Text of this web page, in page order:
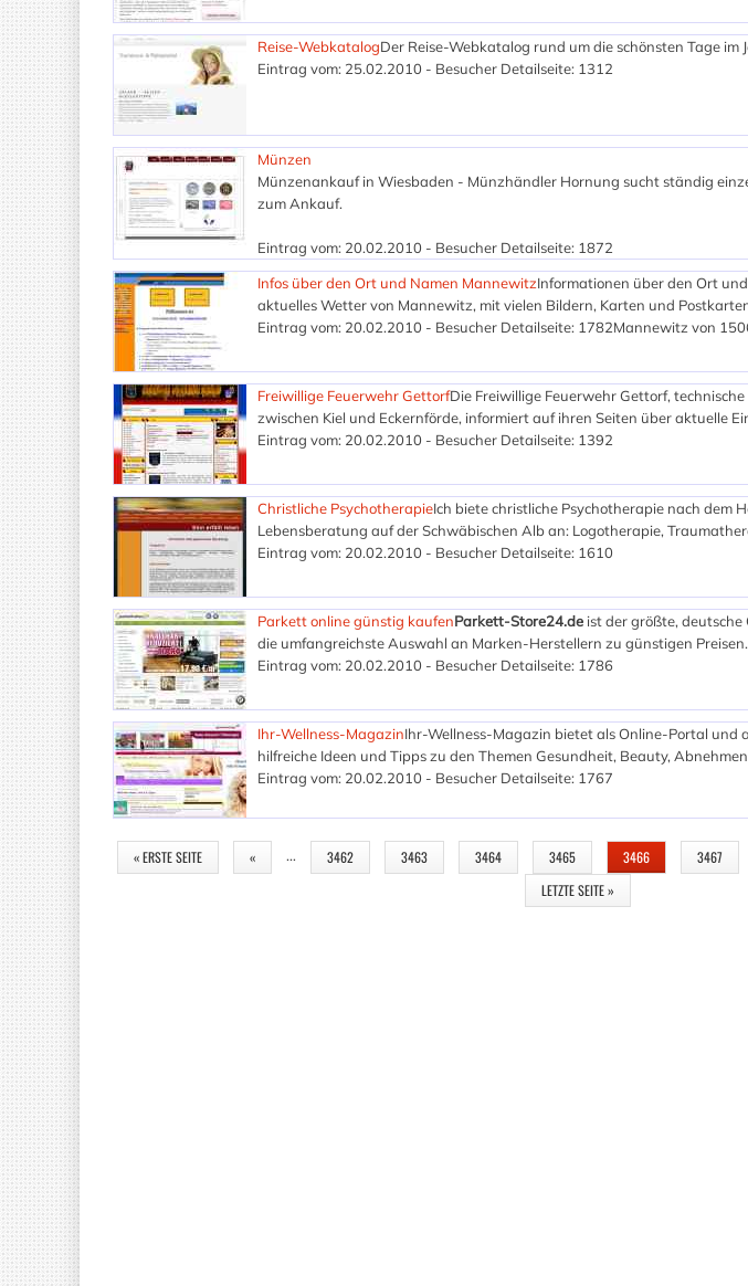
Reise-WebkatalogDer Reise-Webkatalog rund um die schönsten Tage im
Eintrag vom: 25.02.2010 - Besucher Detailseite: 1312
Münzen
Münzenankauf in Wiesbaden - Münzhändler Hornung sucht ständig
zum Ankauf.
Eintrag vom: 20.02.2010 - Besucher Detailseite: 1872
Infos über den Ort und Namen MannewitzInformationen über den Ort
aktuelles Wetter von Mannewitz, mit vielen Bildern, Karten und
Mannewitz von
Eintrag vom: 20.02.2010 - Besucher Detailseite: 1782
Freiwillige Feuerwehr GettorfDie Freiwillige Feuerwehr Gettorf,
zwischen Kiel und Eckernförde, informiert auf ihren Seiten über aktuelle
Eintrag vom: 20.02.2010 - Besucher Detailseite: 1392
Christliche PsychotherapieIch biete christliche Psychotherapie nach dem
Lebensberatung auf der Schwäbischen Alb an: Logotherapie,
Eintrag vom: 20.02.2010 - Besucher Detailseite: 1610
Parkett online günstig kaufenParkett-Store24.de ist der größte,
die umfangreichste Auswahl an Marken-Herstellern zu günstigen Preisen.
Eintrag vom: 20.02.2010 - Besucher Detailseite: 1786
Ihr-Wellness-MagazinIhr-Wellness-Magazin bietet als Online-Portal und
hilfreiche Ideen und Tipps zu den Themen Gesundheit, Beauty,
Eintrag vom: 20.02.2010 - Besucher Detailseite: 1767
SEITEN
« ERSTE SEITE « … 3462 3463 3464 3465 3466 3467
LETZTE SEITE »